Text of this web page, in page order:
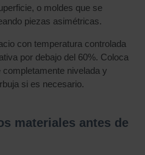
o moldes que se
piezas asimétricas.
con temperatura controlada
por debajo del 60%. Coloca
nivelada y
si es necesario.
materiales antes de